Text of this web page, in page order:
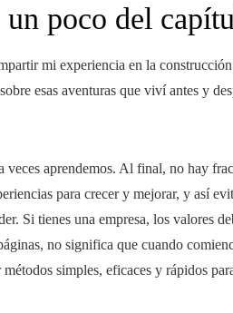
un poco del
mi experiencia en la
esas aventuras que viví antes y
veces aprendemos. Al final, no hay
para crecer y mejorar, y así
Si tienes una empresa, los valores
no significa que cuando
simples, eficaces y rápidos